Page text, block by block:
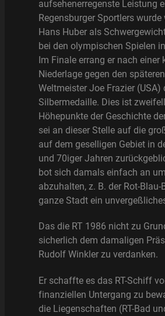
aufsehenerregenste Leistung
Regensburger Sportlers wurde
Hans Huber als
bei den olympischen Spielen
Im Finale errang er nach einer
Niederlage gegen den
Weltmeister Joe Frazier (USA)
Silbermedaille. Dies ist
Höhepunkte der Geschichte
sei an dieser Stelle auf die
auf dem geselligen Gebiet in
und 70iger Jahren
bot sich damals einfach an
abzuhalten, z. B. der Rot-Blau-
ganze Stadt ein
Das die RT 1986 nicht zu
sicherlich dem damaligen
Rudolf Winkler zu verdanken.
Er schaffte es das RT-Schiff
finanziellen Untergang zu
die Liegenschaften (RT-Bad